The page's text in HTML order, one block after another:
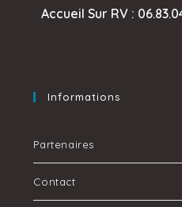
Accueil Sur RV :
Informations
Partenaires
Contact